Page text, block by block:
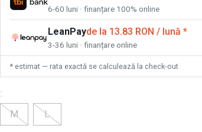
6-60 luni · finanțare 100% online
LeanPayde la 13.83 RON / lună *
3-36 luni · finanțare online
* estimat — rata exactă se calculează la check-out
:
M
L